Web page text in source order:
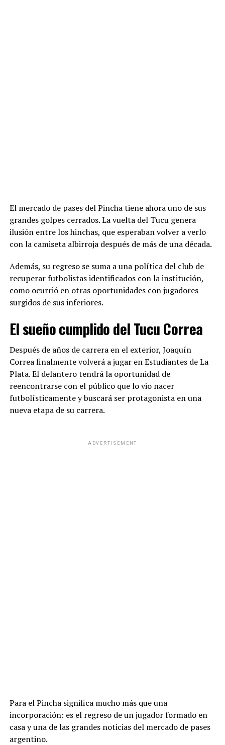
El mercado de pases del Pincha tiene ahora uno de sus
grandes golpes cerrados. La vuelta del Tucu genera
ilusión entre los hinchas, que esperaban volver a verlo
con la camiseta albirroja después de más de una década.
Además, su regreso se suma a una política del club de
recuperar futbolistas identificados con la institución,
como ocurrió en otras oportunidades con jugadores
surgidos de sus inferiores.
El sueño cumplido del Tucu Correa
Después de años de carrera en el exterior, Joaquín
Correa finalmente volverá a jugar en Estudiantes de La
Plata. El delantero tendrá la oportunidad de
reencontrarse con el público que lo vio nacer
futbolísticamente y buscará ser protagonista en una
nueva etapa de su carrera.
ADVERTISEMENT
Para el Pincha significa mucho más que una
incorporación: es el regreso de un jugador formado en
casa y una de las grandes noticias del mercado de pases
argentino.